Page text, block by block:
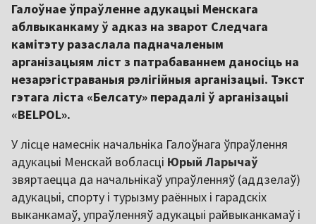
Галоўнае ўпраўленне адукацыі Менскага
аблвыканкаму ў адказ на зварот Следчага
камітэту разаслала падначаленым
арганізацыям ліст з патрабаваннем даносіць на
незарэгістраваныя рэлігійныя арганізацыі. Тэкст
гэтага ліста «Белсату» перадалі ў арганізацыі
«BELPOL».
У лісце намеснік начальніка Галоўнага ўпраўлення
адукацыі Менскай вобласці Юрый Ларычаў
звяртаецца да начальнікаў упраўленняў (аддзелаў)
адукацыі, спорту і турызму раённых і гарадскіх
выканкамаў, упраўленняў адукацыі райвыканкамаў і